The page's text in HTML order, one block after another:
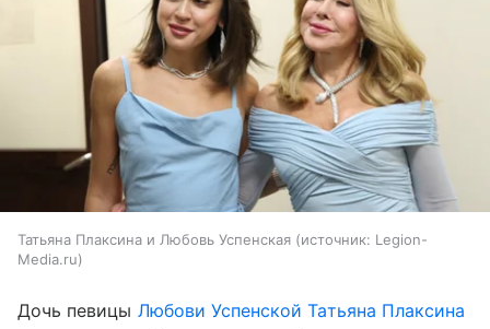
Татьяна Плаксина и Любовь Успенская источник: Legion-
Media.ru
Дочь певицы Любови Успенской Татьяна Плаксина